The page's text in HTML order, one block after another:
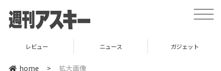
toggle
レビュー ニュース ガジェット
home > 拡大画像